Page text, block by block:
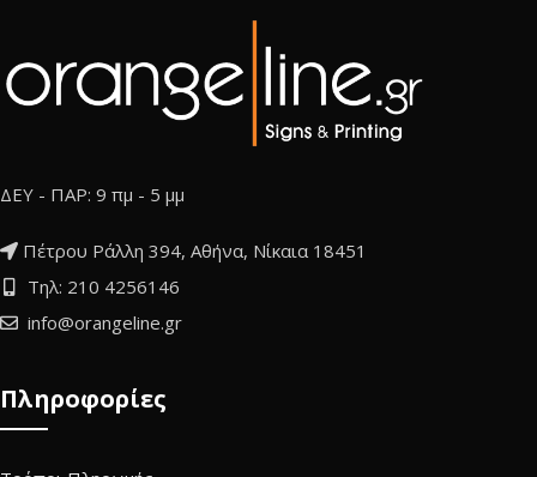
ΔΕΥ - ΠΑΡ: 9 πμ - 5 μμ
Πέτρου Ράλλη 394, Αθήνα, Νίκαια 18451
Τηλ: 210 4256146
info@orangeline.gr
Πληροφορίες